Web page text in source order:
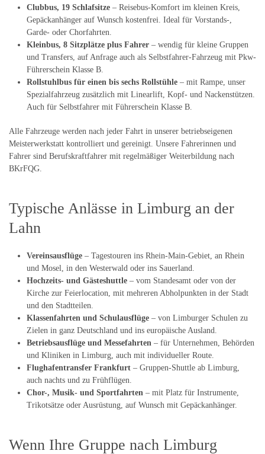
Clubbus, 19 Schlafsitze – Reisebus-Komfort im kleinen Kreis,
Gepäckanhänger auf Wunsch kostenfrei. Ideal für Vorstands-,
Garde- oder Chorfahrten.
Kleinbus, 8 Sitzplätze plus Fahrer – wendig für kleine Gruppen
und Transfers, auf Anfrage auch als Selbstfahrer-Fahrzeug mit Pkw-
Führerschein Klasse B.
Rollstuhlbus für einen bis sechs Rollstühle – mit Rampe, unser
Spezialfahrzeug zusätzlich mit Linearlift, Kopf- und Nackenstützen.
Auch für Selbstfahrer mit Führerschein Klasse B.
Alle Fahrzeuge werden nach jeder Fahrt in unserer betriebseigenen
Meisterwerkstatt kontrolliert und gereinigt. Unsere Fahrerinnen und
Fahrer sind Berufskraftfahrer mit regelmäßiger Weiterbildung nach
BKrFQG.
Typische Anlässe in Limburg an der
Lahn
Vereinsausflüge – Tagestouren ins Rhein-Main-Gebiet, an Rhein
und Mosel, in den Westerwald oder ins Sauerland.
Hochzeits- und Gästeshuttle – vom Standesamt oder von der
Kirche zur Feierlocation, mit mehreren Abholpunkten in der Stadt
und den Stadtteilen.
Klassenfahrten und Schulausflüge – von Limburger Schulen zu
Zielen in ganz Deutschland und ins europäische Ausland.
Betriebsausflüge und Messefahrten – für Unternehmen, Behörden
und Kliniken in Limburg, auch mit individueller Route.
Flughafentransfer Frankfurt – Gruppen-Shuttle ab Limburg,
auch nachts und zu Frühflügen.
Chor-, Musik- und Sportfahrten – mit Platz für Instrumente,
Trikotsätze oder Ausrüstung, auf Wunsch mit Gepäckanhänger.
Wenn Ihre Gruppe nach Limburg